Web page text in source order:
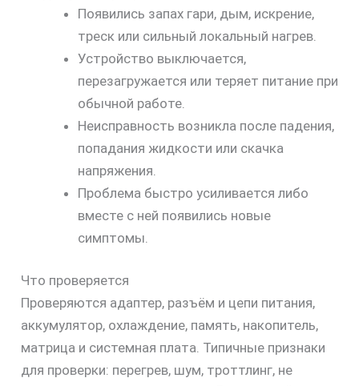
Появились запах гари, дым, искрение,
треск или сильный локальный нагрев.
Устройство выключается,
перезагружается или теряет питание при
обычной работе.
Неисправность возникла после падения,
попадания жидкости или скачка
напряжения.
Проблема быстро усиливается либо
вместе с ней появились новые
симптомы.
Что проверяется
Проверяются адаптер, разъём и цепи питания,
аккумулятор, охлаждение, память, накопитель,
матрица и системная плата. Типичные признаки
для проверки: перегрев, шум, троттлинг, не